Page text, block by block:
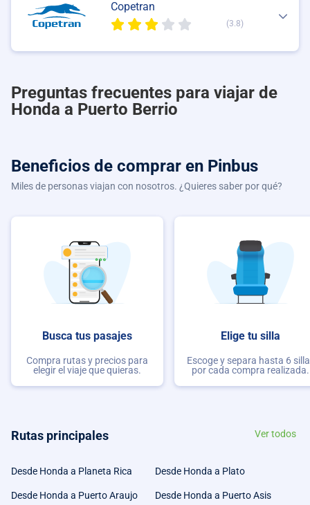
Copetran
(3.8)
Preguntas frecuentes para viajar de
Honda a Puerto Berrio
Beneficios de comprar en Pinbus
Miles de personas viajan con nosotros. ¿Quieres saber por qué?
Busca tus pasajes
Compra rutas y precios para
elegir el viaje que quieras.
Elige tu silla
Escoge y separa hasta 6
por cada compra realizada.
Rutas principales Ver todos
Desde Honda a Planeta Rica Desde Honda a Plato
Desde Honda a Puerto Araujo Desde Honda a Puerto Asis